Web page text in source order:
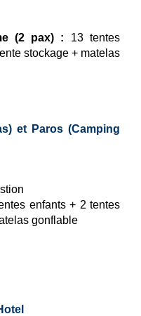
(2 pax) : 13 tentes
stockage + matelas
et Paros (Camping
enfants + 2 tentes
gonflable